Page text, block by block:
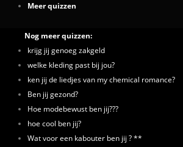
Meer quizzen
Nog meer quizzen:
krijg jij genoeg zakgeld
welke kleding past bij jou?
ken jij de liedjes van my chemical romance?
Ben jij gezond?
Hoe modebewust ben jij???
hoe cool ben jij?
Wat voor een kabouter ben jij ? **